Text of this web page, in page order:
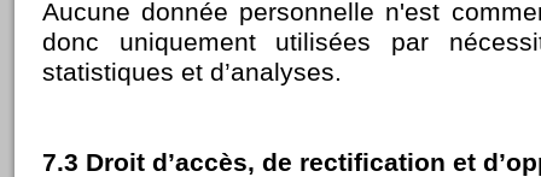
Aucune donnée personnelle n'est
donc uniquement utilisées par
statistiques et d’analyses.
7.3 Droit d’accès, de rectification et